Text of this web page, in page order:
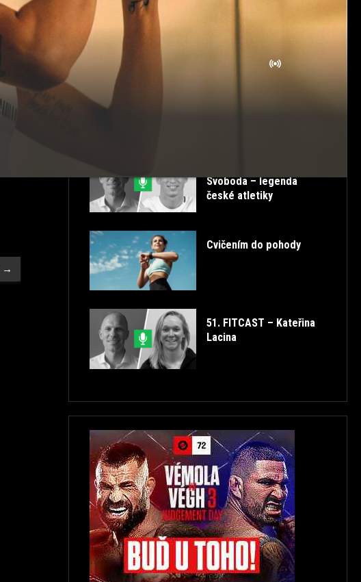
→
ROZCVIČKA
TANEC
TRENDY
ZDRAVÁ ZÁDA
Svoboda – legenda
české atletiky
Cvičením do pohody
51. FITCAST – Kateřina
Lacina